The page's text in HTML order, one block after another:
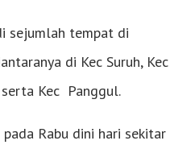
sejumlah tempat di
di Kec Suruh, Kec
Kec Panggul.
Rabu dini hari sekitar